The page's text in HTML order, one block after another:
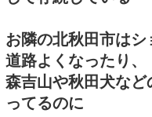
お隣の北秋田市はシ
道路よくなったり、
森吉山や秋田犬な
ってるのに